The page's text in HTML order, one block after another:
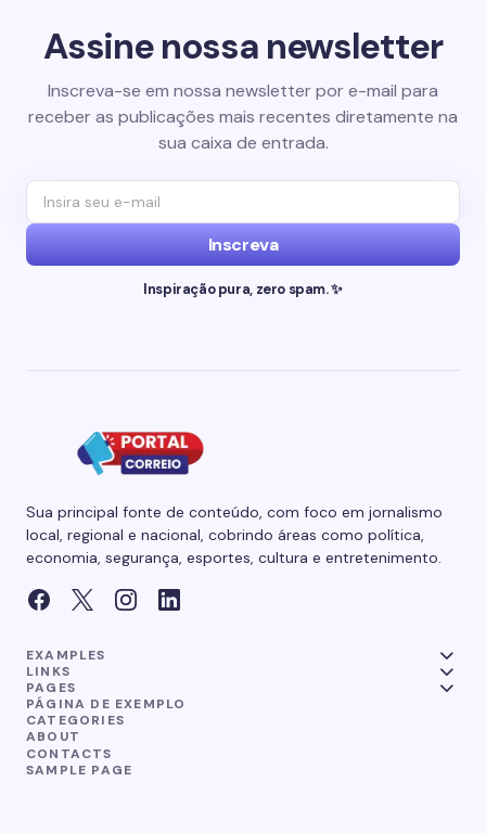
Assine nossa newsletter
Inscreva-se em nossa newsletter por e-mail para
receber as publicações mais recentes diretamente na
sua caixa de entrada.
Inscreva
Inspiração pura, zero spam. ✨
Sua principal fonte de conteúdo, com foco em jornalismo
local, regional e nacional, cobrindo áreas como política,
economia, segurança, esportes, cultura e entretenimento.
EXAMPLES
LINKS
PAGES
PÁGINA DE EXEMPLO
CATEGORIES
ABOUT
CONTACTS
SAMPLE PAGE